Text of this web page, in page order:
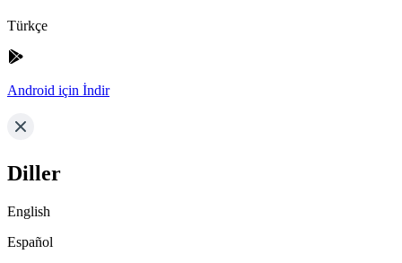
Türkçe
Android için İndir
Diller
English
Español